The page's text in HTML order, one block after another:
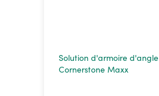
Solution d'armoire d'angle
Cornerstone Maxx